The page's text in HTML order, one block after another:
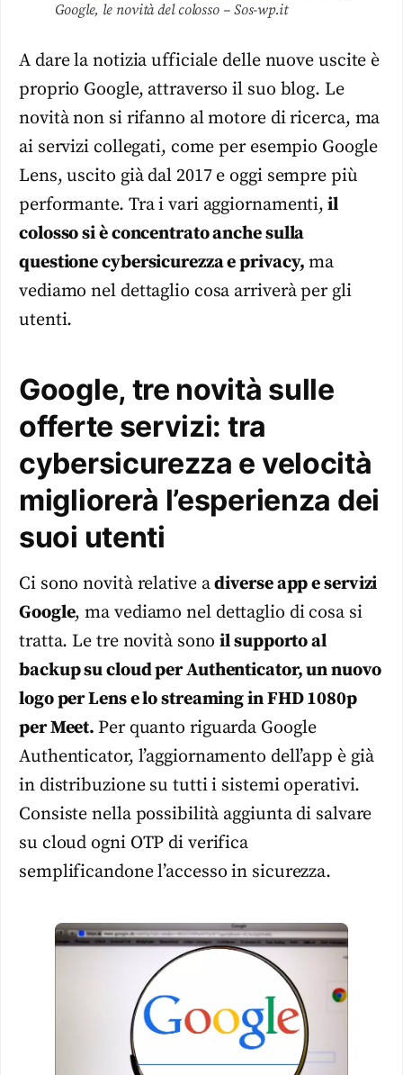
Google, le novità del colosso – Sos-wp.it
A dare la notizia ufficiale delle nuove uscite è
proprio Google, attraverso il suo blog. Le
novità non si rifanno al motore di ricerca, ma
ai servizi collegati, come per esempio Google
Lens, uscito già dal 2017 e oggi sempre più
performante. Tra i vari aggiornamenti, il
colosso si è concentrato anche sulla
questione cybersicurezza e privacy, ma
vediamo nel dettaglio cosa arriverà per gli
utenti.
Google, tre novità sulle
offerte servizi: tra
cybersicurezza e velocità
migliorerà l’esperienza dei
suoi utenti
Ci sono novità relative adiverse app e servizi
Google, ma vediamo nel dettaglio di cosa si
tratta. Le tre novità sonoil supporto al
backup su cloud per Authenticator, un nuovo
logo per Lens e lo streaming in FHD 1080p
per Meet.Per quanto riguarda Google
Authenticator, l’aggiornamento dell’app è già
in distribuzione su tutti i sistemi operativi.
Consiste nella possibilità aggiunta di salvare
su cloud ogni OTP di verifica
semplificandone l’accesso in sicurezza.